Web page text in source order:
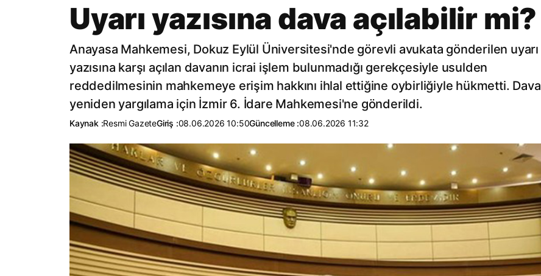
Uyarı yazısına dava açılabilir mi?
Anayasa Mahkemesi, Dokuz Eylül Üniversitesi'nde görevli avukata gönderilen uyarı
yazısına karşı açılan davanın icrai işlem bulunmadığı gerekçesiyle usulden
reddedilmesinin mahkemeye erişim hakkını ihlal ettiğine oybirliğiyle hükmetti. Dava
yeniden yargılama için İzmir 6. İdare Mahkemesi'ne gönderildi.
Kaynak :Resmi GazeteGiriş :08.06.2026 10:50Güncelleme :08.06.2026 11:32